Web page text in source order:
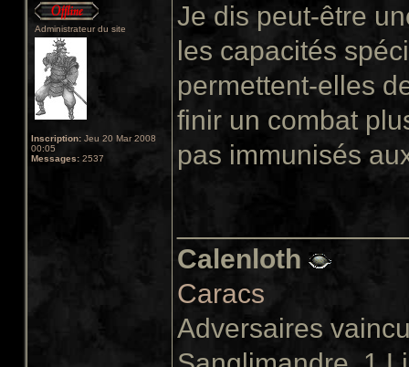
Administrateur du site
Inscription: Jeu 20 Mar 2008
00:05
Messages: 2537
Je dis peut-être
les capacités
permettent-elles
finir un combat
pas immunisés
Calenloth
Caracs
Adversaires